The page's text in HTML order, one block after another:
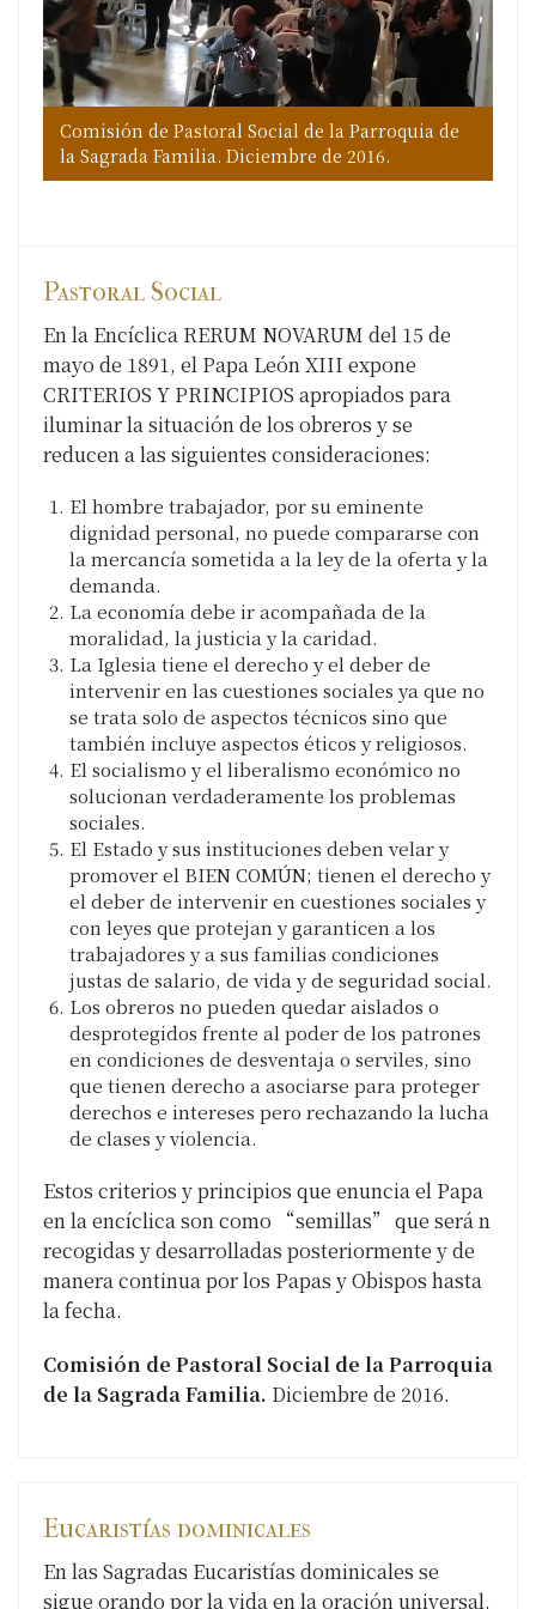
Comisión de Pastoral Social de la Parroquia de
la Sagrada Familia. Diciembre de 2016.
Pastoral Social
En la Encíclica RERUM NOVARUM del 15 de
mayo de 1891, el Papa León XIII expone
CRITERIOS Y PRINCIPIOS apropiados para
iluminar la situación de los obreros y se
reducen a las siguientes consideraciones:
El hombre trabajador, por su eminente
dignidad personal, no puede compararse con
la mercancía sometida a la ley de la oferta y la
demanda.
La economía debe ir acompañada de la
moralidad, la justicia y la caridad.
La Iglesia tiene el derecho y el deber de
intervenir en las cuestiones sociales ya que no
se trata solo de aspectos técnicos sino que
también incluye aspectos éticos y religiosos.
El socialismo y el liberalismo económico no
solucionan verdaderamente los problemas
sociales.
El Estado y sus instituciones deben velar y
promover el BIEN COMÚN; tienen el derecho y
el deber de intervenir en cuestiones sociales y
con leyes que protejan y garanticen a los
trabajadores y a sus familias condiciones
justas de salario, de vida y de seguridad social.
Los obreros no pueden quedar aislados o
desprotegidos frente al poder de los patrones
en condiciones de desventaja o serviles, sino
que tienen derecho a asociarse para proteger
derechos e intereses pero rechazando la lucha
de clases y violencia.
Estos criterios y principios que enuncia el Papa
en la encíclica son como “semillas” que será n
recogidas y desarrolladas posteriormente y de
manera continua por los Papas y Obispos hasta
la fecha.
Comisión de Pastoral Social de la Parroquia
de la Sagrada Familia. Diciembre de 2016.
Eucaristías dominicales
En las Sagradas Eucaristías dominicales se
sigue orando por la vida en la oración universal.